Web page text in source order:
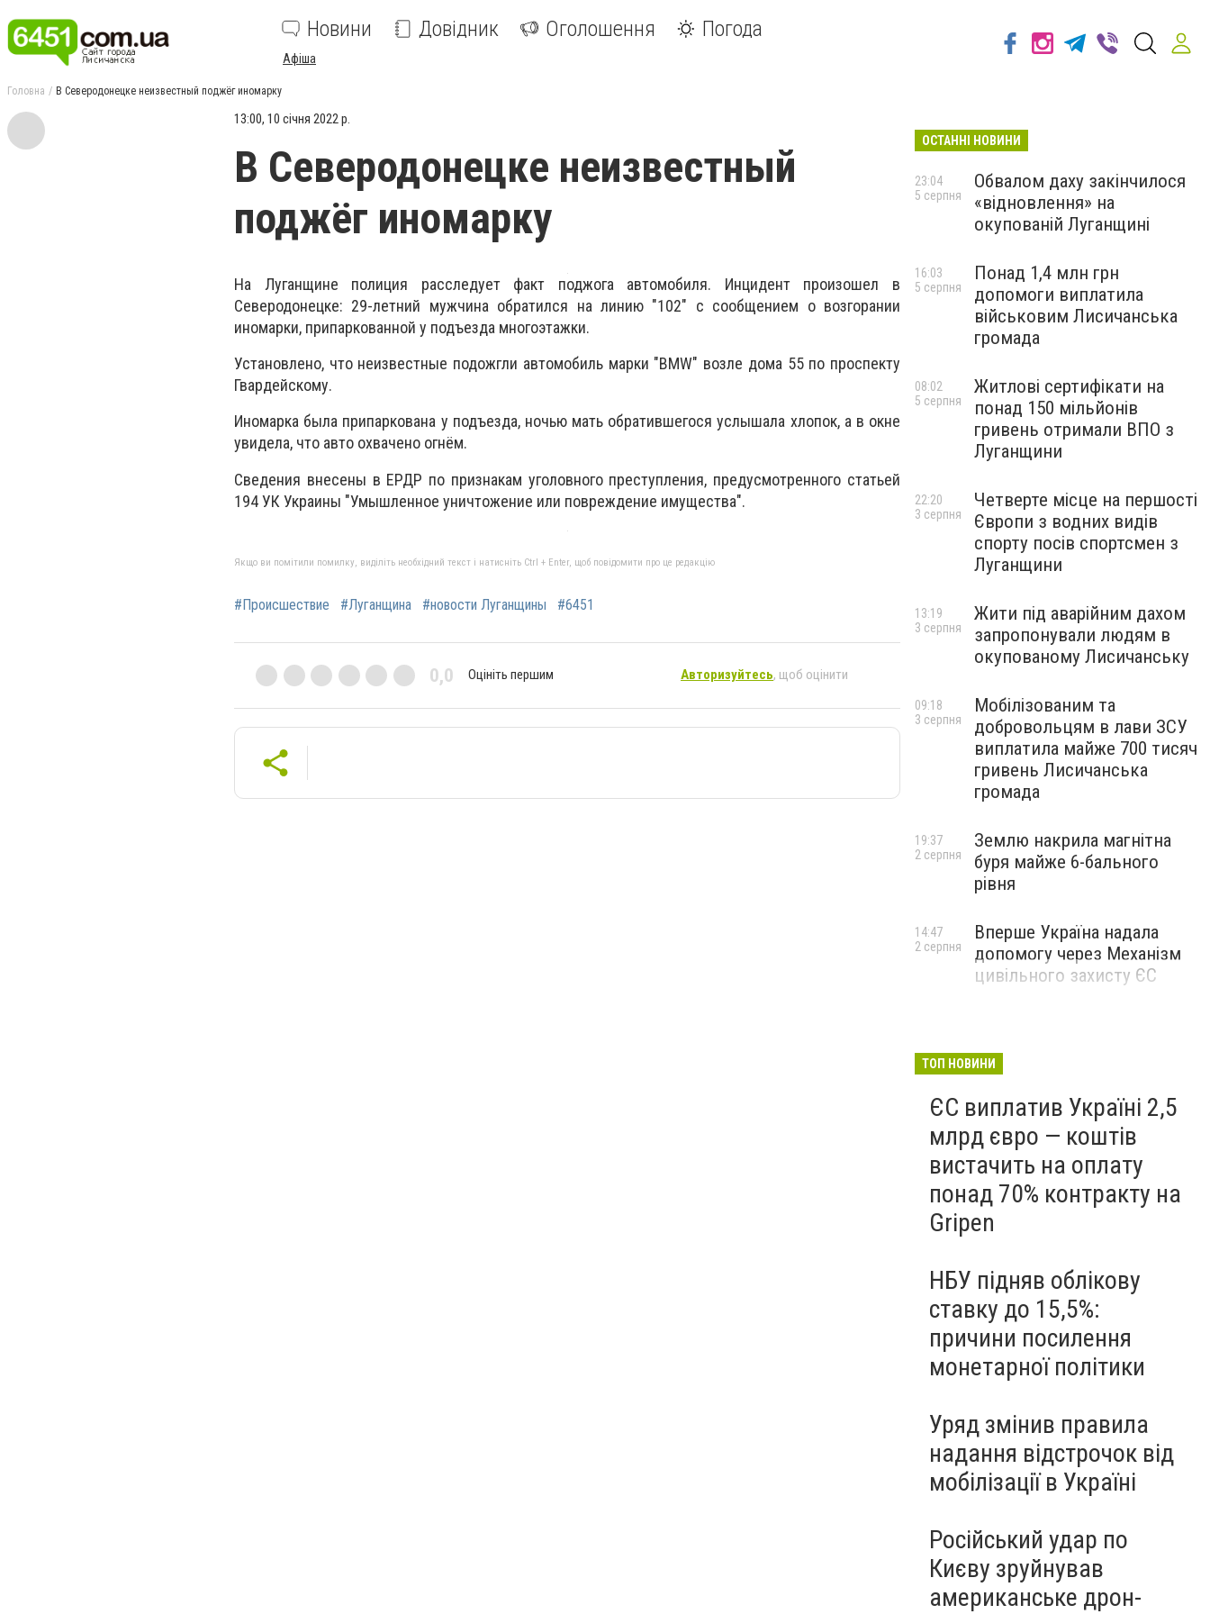
Новини Довідник Оголошення Погода
Афіша
Головна В Северодонецке неизвестный поджёг иномарку
13:00, 10 січня 2022 р.
В Северодонецке неизвестный
поджёг иномарку
На Луганщине полиция расследует факт поджога автомобиля. Инцидент произошел в
Северодонецке: 29-летний мужчина обратился на линию "102" с сообщением о возгорании
иномарки, припаркованной у подъезда многоэтажки.
Установлено, что неизвестные подожгли автомобиль марки "BMW" возле дома 55 по проспекту
Гвардейскому.
Иномарка была припаркована у подъезда, ночью мать обратившегося услышала хлопок, а в окне
увидела, что авто охвачено огнём.
Сведения внесены в ЕРДР по признакам уголовного преступления, предусмотренного статьей
194 УК Украины "Умышленное уничтожение или повреждение имущества".
Якщо ви помітили помилку, виділіть необхідний текст і натисніть Ctrl + Enter, щоб повідомити про це редакцію
#Происшествие #Луганщина #новости Луганщины #6451
0,0 Оцініть першим Авторизуйтесь, щоб оцінити
ОСТАННІ НОВИНИ
Обвалом даху закінчилося
«відновлення» на
окупованій Луганщині
23:04
5 серпня
Понад 1,4 млн грн
допомоги виплатила
військовим Лисичанська
громада
16:03
5 серпня
Житлові сертифікати на
понад 150 мільйонів
гривень отримали ВПО з
Луганщини
08:02
5 серпня
Четверте місце на першості
Європи з водних видів
спорту посів спортсмен з
Луганщини
22:20
3 серпня
Жити під аварійним дахом
запропонували людям в
окупованому Лисичанську
13:19
3 серпня
Мобілізованим та
добровольцям в лави ЗСУ
виплатила майже 700 тисяч
гривень Лисичанська
громада
09:18
3 серпня
Землю накрила магнітна
буря майже 6-бального
рівня
19:37
2 серпня
Вперше Україна надала
допомогу через Механізм
цивільного захисту ЄС
14:47
2 серпня
ТОП НОВИНИ
ЄС виплатив Україні 2,5
млрд євро — коштів
вистачить на оплату
понад 70% контракту на
Gripen
НБУ підняв облікову
ставку до 15,5%:
причини посилення
монетарної політики
Уряд змінив правила
надання відстрочок від
мобілізації в Україні
Російський удар по
Києву зруйнував
американське дрон-